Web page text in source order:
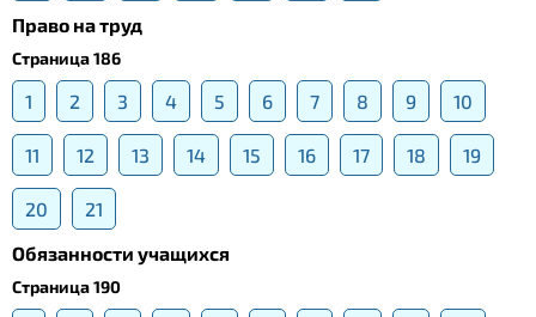
Право на труд
Страница 186
1 2 3 4 5 6 7 8 9 10
11 12 13 14 15 16 17 18 19
20
21
Обязанности учащихся
Страница 190